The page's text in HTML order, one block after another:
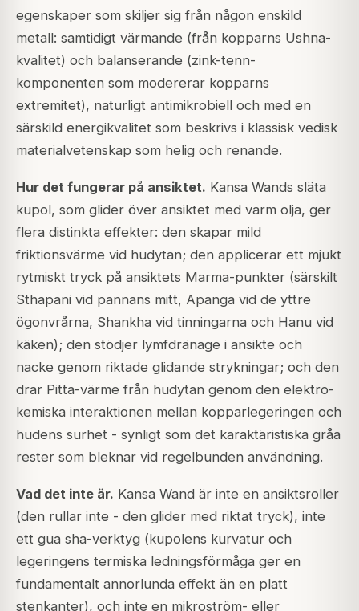
egenskaper som skiljer sig från någon enskild
metall: samtidigt värmande (från kopparns Ushna-
kvalitet) och balanserande (zink-tenn-
komponenten som modererar kopparns
extremitet), naturligt antimikrobiell och med en
särskild energikvalitet som beskrivs i klassisk vedisk
materialvetenskap som helig och renande.
Hur det fungerar på ansiktet. Kansa Wands släta
kupol, som glider över ansiktet med varm olja, ger
flera distinkta effekter: den skapar mild
friktionsvärme vid hudytan; den applicerar ett mjukt
rytmiskt tryck på ansiktets Marma-punkter (särskilt
Sthapani vid pannans mitt, Apanga vid de yttre
ögonvrårna, Shankha vid tinningarna och Hanu vid
käken); den stödjer lymfdränage i ansikte och
nacke genom riktade glidande strykningar; och den
drar Pitta-värme från hudytan genom den elektro-
kemiska interaktionen mellan kopparlegeringen och
hudens surhet - synligt som det karaktäristiska gråa
rester som bleknar vid regelbunden användning.
Vad det inte är. Kansa Wand är inte en ansiktsroller
(den rullar inte - den glider med riktat tryck), inte
ett gua sha-verktyg (kupolens kurvatur och
legeringens termiska ledningsförmåga ger en
fundamentalt annorlunda effekt än en platt
stenkanter), och inte en mikroström- eller